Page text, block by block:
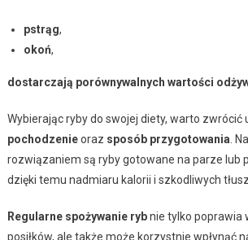
pstrąg,
okoń,
dostarczają porównywalnych wartości
Wybierając ryby do swojej diety, warto zwrócić
pochodzenieoraz sposób przygotowania .
rozwiązaniem są ryby gotowane na parze lub
dzięki temu nadmiaru kalorii i szkodliwych
Regularne spożywanie rybnie tylko poprawia
posiłków, ale także może korzystnie wpłynąć